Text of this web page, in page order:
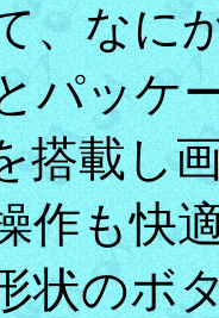
、なに
パッケ
搭載し
作も快
状のボ